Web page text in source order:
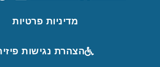
מדיניות פרטיות
הצהרת נגישות פיזית